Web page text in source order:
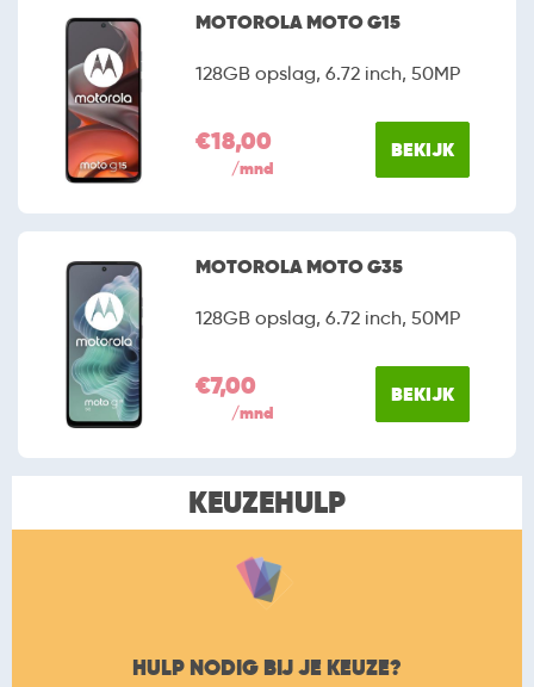
MOTOROLA MOTO G15
128GB opslag, 6.72 inch, 50MP
€18,00
/mnd
BEKIJK
MOTOROLA MOTO G35
128GB opslag, 6.72 inch, 50MP
€7,00
/mnd
BEKIJK
KEUZEHULP
HULP NODIG BIJ JE KEUZE?